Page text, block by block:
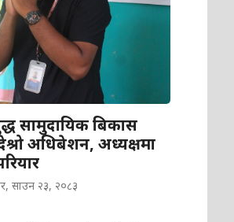
सामुदायिक बिकास
देश्रो अधिबेशन, अध्यक्षमा
साउन २३, २०८३